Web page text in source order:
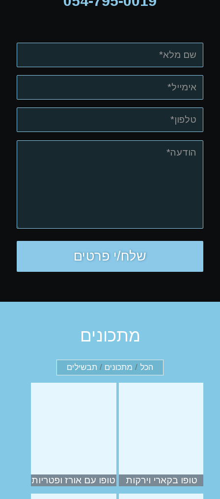
מתכונים
הכל / מתכונים / תבשילים
טופו בקארי וירקות טופו עם אורז ופטריות